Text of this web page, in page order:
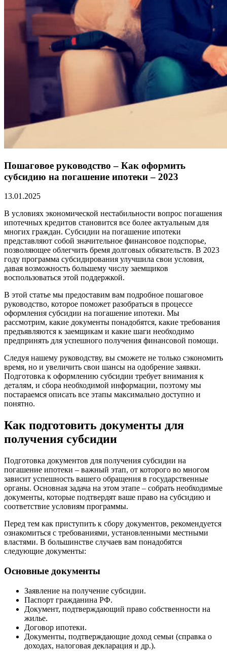
Пошаговое руководство – Как оформить
субсидию на погашение ипотеки – 2023
13.01.2025
В условиях экономической нестабильности вопрос погашения
ипотечных кредитов становится все более актуальным для
многих граждан. Субсидии на погашение ипотеки
представляют собой значительное финансовое подспорье,
позволяющее облегчить бремя долговых обязательств. В 2023
году программа субсидирования улучшила свои условия,
давая возможность большему числу заемщиков
воспользоваться этой поддержкой.
В этой статье мы предоставим вам подробное пошаговое
руководство, которое поможет разобраться в процессе
оформления субсидии на погашение ипотеки. Мы
рассмотрим, какие документы понадобятся, какие требования
предъявляются к заемщикам и какие шаги необходимо
предпринять для успешного получения финансовой помощи.
Следуя нашему руководству, вы сможете не только сэкономить
время, но и увеличить свои шансы на одобрение заявки.
Подготовка к оформлению субсидии требует внимания к
деталям, и сбора необходимой информации, поэтому мы
постараемся описать все этапы максимально доступно и
понятно.
Как подготовить документы для
получения субсидии
Подготовка документов для получения субсидии на
погашение ипотеки – важный этап, от которого во многом
зависит успешность вашего обращения в государственные
органы. Основная задача на этом этапе – собрать необходимые
документы, которые подтвердят ваше право на субсидию и
соответствие условиям программы.
Перед тем как приступить к сбору документов, рекомендуется
ознакомиться с требованиями, установленными местными
властями. В большинстве случаев вам понадобятся
следующие документы:
Основные документы
Заявление на получение субсидии.
Паспорт гражданина РФ.
Документ, подтверждающий право собственности на
жилье.
Договор ипотеки.
Документы, подтверждающие доход семьи (справка о
доходах, налоговая декларация и др.).